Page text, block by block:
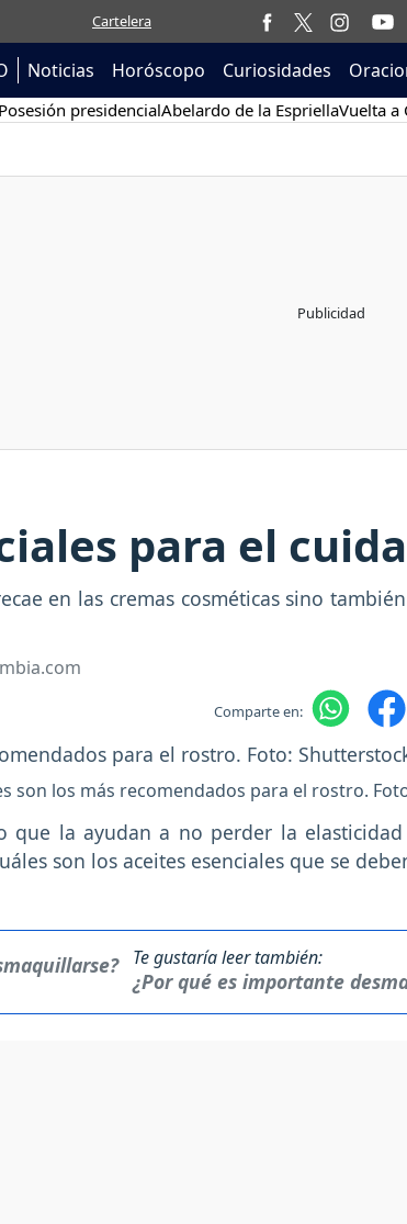
Cartelera
Noticias Horóscopo Curiosidades
Posesión presidencialAbelardo de la EspriellaVuelta a
para el
en las cremas cosméticas sino
Comparte en:
son los más recomendados para el rostro.
que la ayudan a no perder la
son los aceites esenciales que se
Te gustaría leer también:
¿Por qué es importante